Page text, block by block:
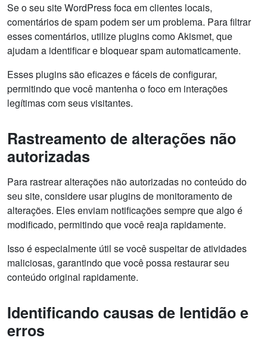
Se o seu site WordPress foca em clientes locais,
comentários de spam podem ser um problema. Para filtrar
esses comentários, utilize plugins como Akismet, que
ajudam a identificar e bloquear spam automaticamente.
Esses plugins são eficazes e fáceis de configurar,
permitindo que você mantenha o foco em interações
legítimas com seus visitantes.
Rastreamento de alterações não
autorizadas
Para rastrear alterações não autorizadas no conteúdo do
seu site, considere usar plugins de monitoramento de
alterações. Eles enviam notificações sempre que algo é
modificado, permitindo que você reaja rapidamente.
Isso é especialmente útil se você suspeitar de atividades
maliciosas, garantindo que você possa restaurar seu
conteúdo original rapidamente.
Identificando causas de lentidão e
erros